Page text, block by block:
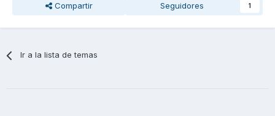
Compartir Seguidores 1
Ir a la lista de temas